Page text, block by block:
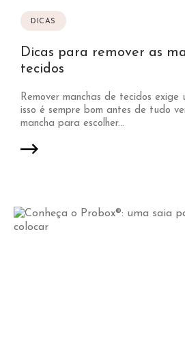
DICAS
Dicas para remover as
tecidos
Remover manchas de tecidos
isso é sempre bom antes de tudo
mancha para escolher...